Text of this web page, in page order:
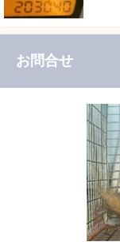
お問合せ